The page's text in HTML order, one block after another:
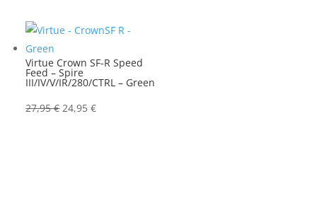
Virtue Crown SF-R Speed
Feed – Spire
III/IV/V/IR/280/CTRL – Green
27,95€ Ursprünglicher
24,95€Aktueller